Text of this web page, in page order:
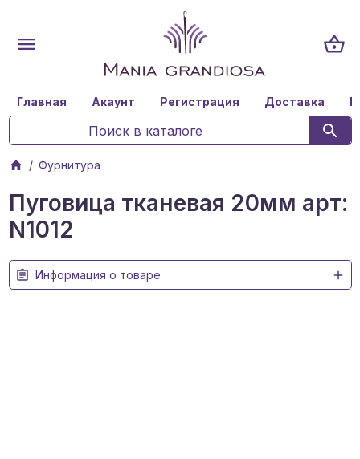
Главная Акаунт Регистрация Доставка
Фурнитура
Пуговица тканевая 20мм арт:
N1012
Информация о товаре